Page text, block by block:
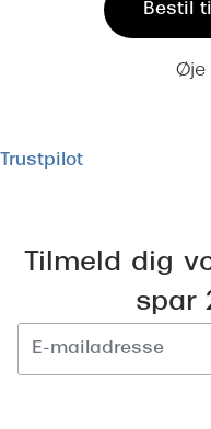
Bestil
Øje
Trustpilot
Tilmeld dig
spar